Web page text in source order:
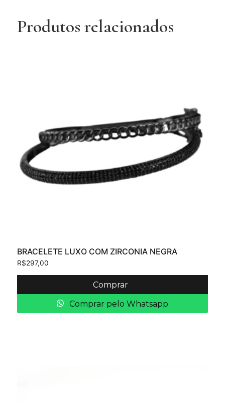
Produtos relacionados
BRACELETE LUXO COM ZIRCONIA NEGRA
R$297,00
Comprar
Comprar pelo Whatsapp